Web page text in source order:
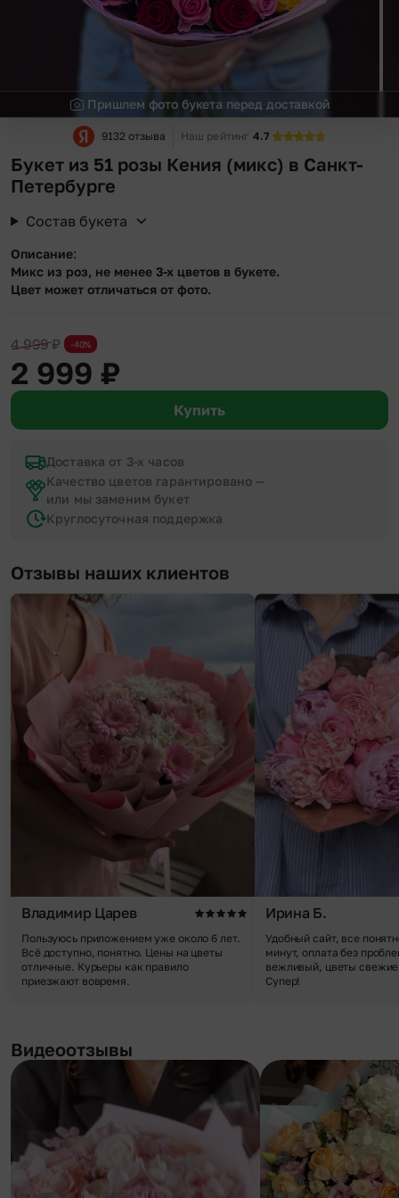
Пришлем фото букета перед доставкой
9132 отзыва Наш рейтинг 4.7
Букет из 51 розы Кения (микс) в Санкт-
Петербурге
Состав букета
Описание:
Микс из роз, не менее 3-х цветов в букете.
Цвет может отличаться от фото.
4 999₽ -40%
2 999 ₽
Купить
Доставка от 3-х часов
Качество цветов гарантировано —
или мы заменим букет
Круглосуточная поддержка
Отзывы наших клиентов
Владимир Царев
Пользуюсь приложением уже около 6 лет.
Всё доступно, понятно. Цены на цветы
отличные. Курьеры как правило
приезжают вовремя.
Ирина Б.
Удобный сайт, все
минут, оплата без
вежливый, цветы
Супер!
Видеоотзывы